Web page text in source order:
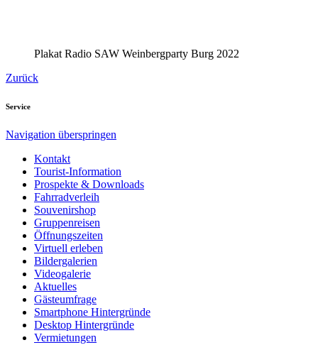
Plakat Radio SAW Weinbergparty Burg 2022
Zurück
Service
Navigation überspringen
Kontakt
Tourist-Information
Prospekte & Downloads
Fahrradverleih
Souvenirshop
Gruppenreisen
Öffnungszeiten
Virtuell erleben
Bildergalerien
Videogalerie
Aktuelles
Gästeumfrage
Smartphone Hintergründe
Desktop Hintergründe
Vermietungen